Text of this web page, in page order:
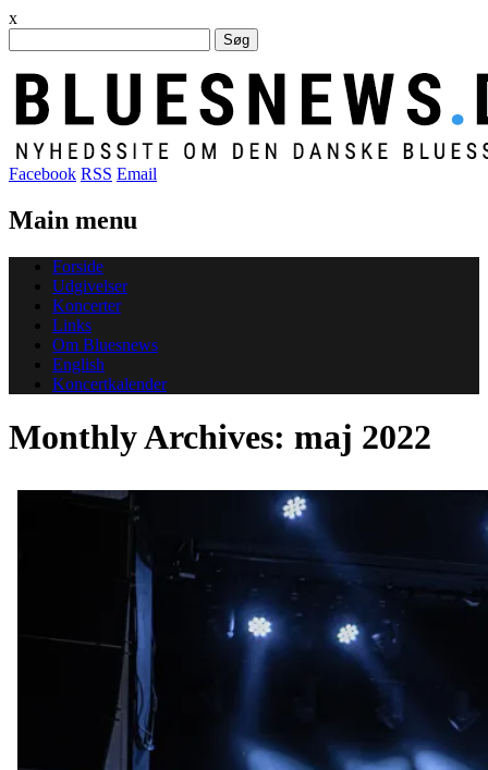
x
efter:
Facebook RSS Email
Main menu
Skip
content
Forside
Udgivelser
Koncerter
Links
Om Bluesnews
English
Koncertkalender
Monthly Archives: maj 2022